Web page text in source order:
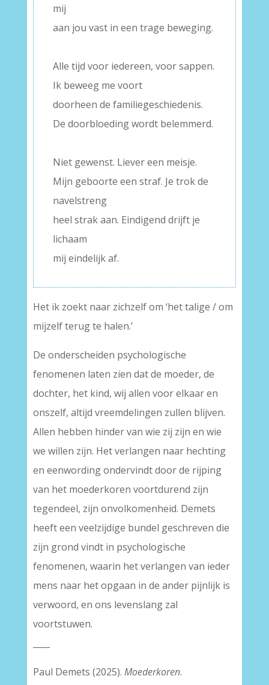
mij
aan jou vast in een trage beweging.
Alle tijd voor iedereen, voor sappen.
Ik beweeg me voort
doorheen de familiegeschiedenis.
De doorbloeding wordt belemmerd.
Niet gewenst. Liever een meisje.
Mijn geboorte een straf. Je trok de
navelstreng
heel strak aan. Eindigend drijft je
lichaam
mij eindelijk af.
Het ik zoekt naar zichzelf om ‘het talige / om
mijzelf terug te halen.’
De onderscheiden psychologische
fenomenen laten zien dat de moeder, de
dochter, het kind, wij allen voor elkaar en
onszelf, altijd vreemdelingen zullen blijven.
Allen hebben hinder van wie zij zijn en wie
we willen zijn. Het verlangen naar hechting
en eenwording ondervindt door de rijping
van het moederkoren voortdurend zijn
tegendeel, zijn onvolkomenheid. Demets
heeft een veelzijdige bundel geschreven die
zijn grond vindt in psychologische
fenomenen, waarin het verlangen van ieder
mens naar het opgaan in de ander pijnlijk is
verwoord, en ons levenslang zal
voortstuwen.
Paul Demets (2025). Moederkoren.